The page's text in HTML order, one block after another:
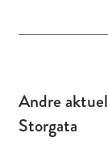
Andre
Storgata